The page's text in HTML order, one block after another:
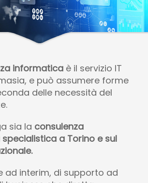
informatica è il servizio IT
e può assumere forme
delle necessità del
sia la consulenza
a Torino e sul
ad interim, di supporto ad